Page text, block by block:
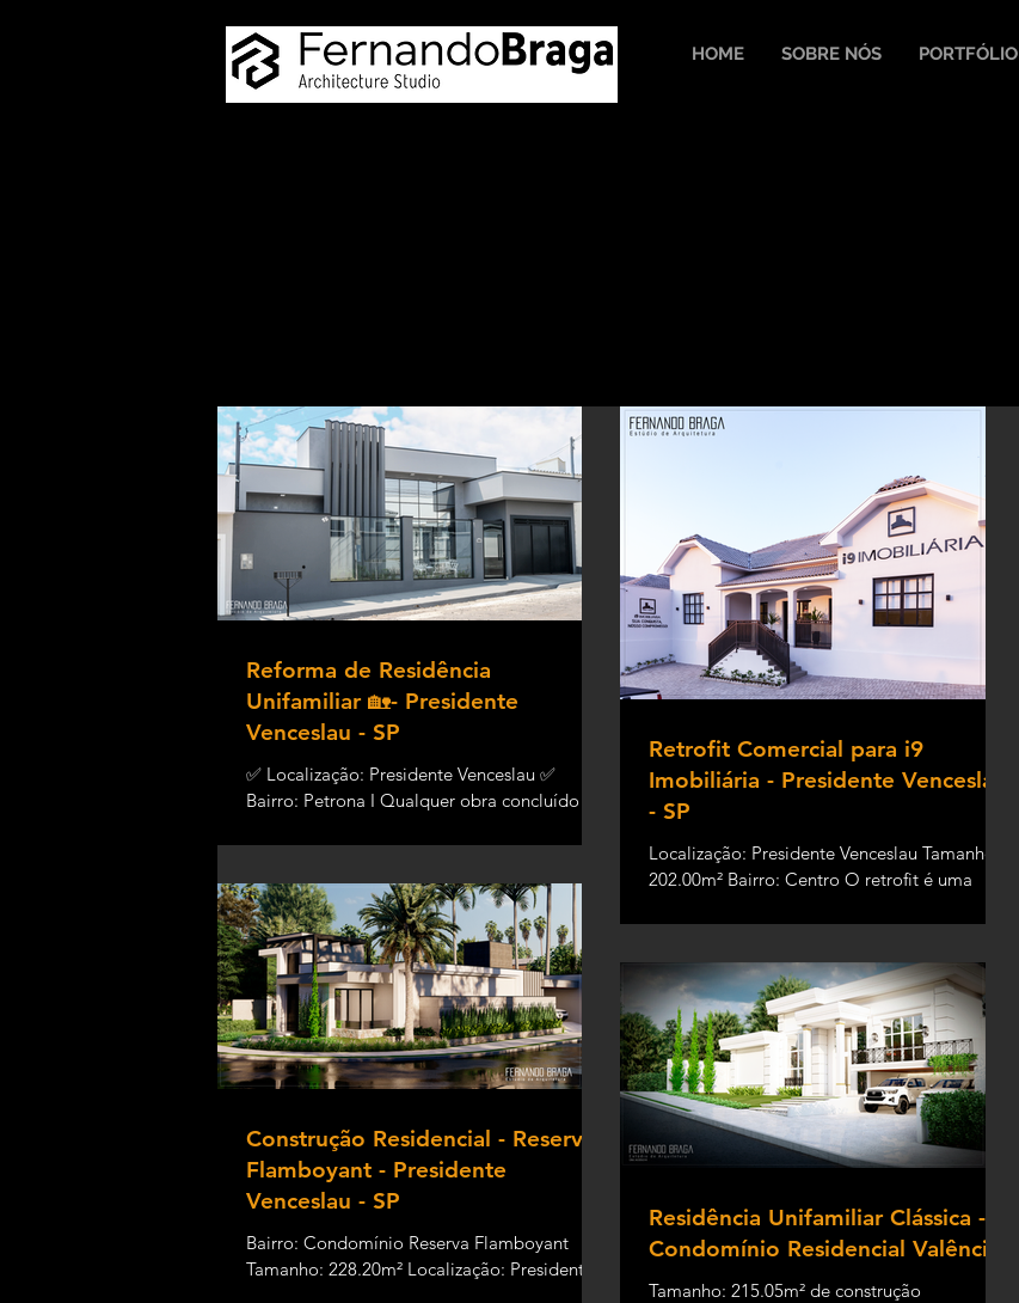
HOME SOBRE NÓS PORTFÓLIO
Reforma de Residência
Unifamiliar 🏡- Presidente
Venceslau - SP
✅ Localização: Presidente Venceslau ✅
Bairro: Petrona I Qualquer obra concluído só
bem...
Retrofit Comercial para i9
Imobiliária - Presidente Venceslau
- SP
Localização: Presidente Venceslau Tamanho:
202.00m² Bairro: Centro O retrofit é uma
surgiu na...
Construção Residencial - Reserva
Flamboyant - Presidente
Venceslau - SP
Bairro: Condomínio Reserva Flamboyant
Tamanho: 228.20m² Localização: Presidente
Residência Unifamiliar Clássica -
Condomínio Residencial Valência I
Tamanho: 215.05m² de construção